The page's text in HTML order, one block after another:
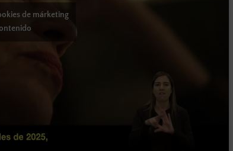
de márketing